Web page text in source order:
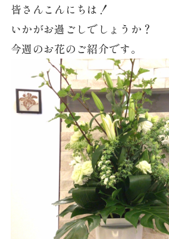
皆さんこんにちは！
いかがお過ごしでしょうか？
今週のお花のご紹介です。